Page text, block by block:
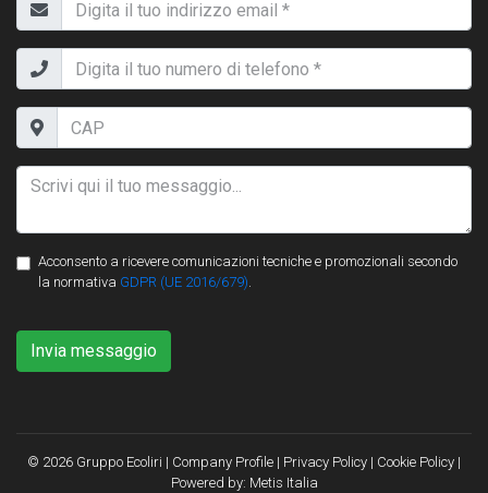
Acconsento a ricevere comunicazioni tecniche e promozionali secondo
la normativa GDPR (UE 2016/679).
Invia messaggio
© 2026 Gruppo Ecoliri | Company Profile | Privacy Policy | Cookie Policy |
Powered by: Metis Italia